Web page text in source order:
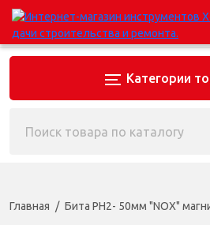
Категории
Главная Бита PH2- 50мм "NOX"